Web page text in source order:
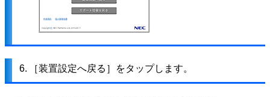
6. ［装置設定へ戻る］をタップします。